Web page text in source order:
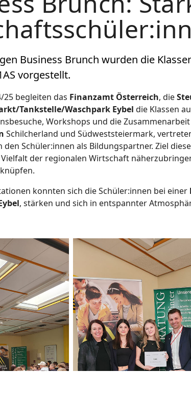
Business Brunch wurden die
vorgestellt.
25 begleiten das Finanzamt Österreich, die
Tankstelle/Waschpark Eybel die Klassen
Workshops und die
Schilcherland und Südweststeiermark,
Schüler:innen als Bildungspartner. Ziel
der regionalen Wirtschaft
konnten sich die Schüler:innen bei einer
, stärken und sich in entspannter